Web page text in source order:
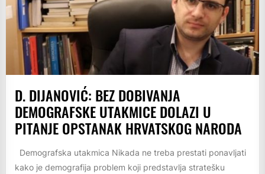
D. DIJANOVIĆ: BEZ DOBIVANJA
DEMOGRAFSKE UTAKMICE DOLAZI U
PITANJE OPSTANAK HRVATSKOG NARODA
Demografska utakmica Nikada ne treba prestati ponavljati
kako je demografija problem koji predstavlja stratešku